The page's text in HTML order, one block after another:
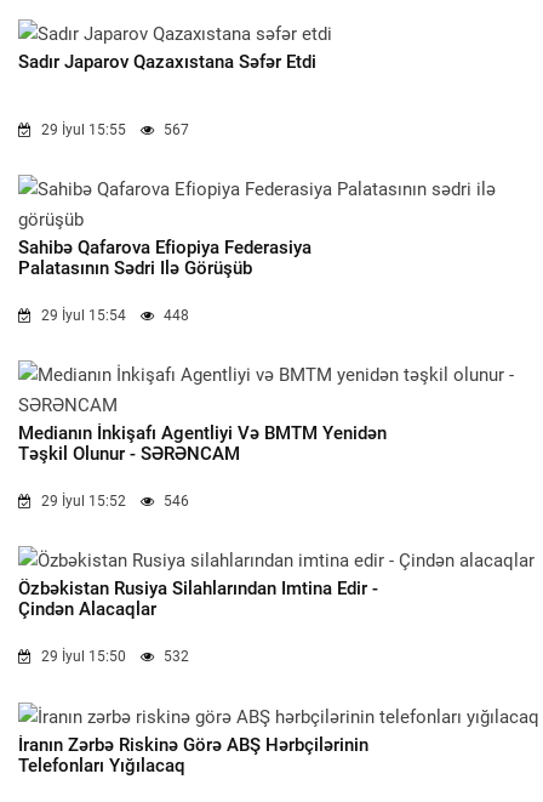
Sadır Japarov Qazaxıstana Səfər Etdi
29 İyul 15:55 567
Sahibə Qafarova Efiopiya Federasiya
Palatasının Sədri Ilə Görüşüb
29 İyul 15:54 448
Medianın İnkişafı Agentliyi Və BMTM Yenidən
Təşkil Olunur - SƏRƏNCAM
29 İyul 15:52 546
Özbəkistan Rusiya Silahlarından Imtina Edir -
Çindən Alacaqlar
29 İyul 15:50 532
İranın Zərbə Riskinə Görə ABŞ Hərbçilərinin
Telefonları Yığılacaq